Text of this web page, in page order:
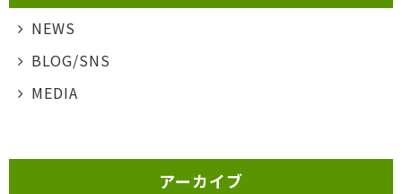
NEWS
BLOG/SNS
MEDIA
アーカイブ